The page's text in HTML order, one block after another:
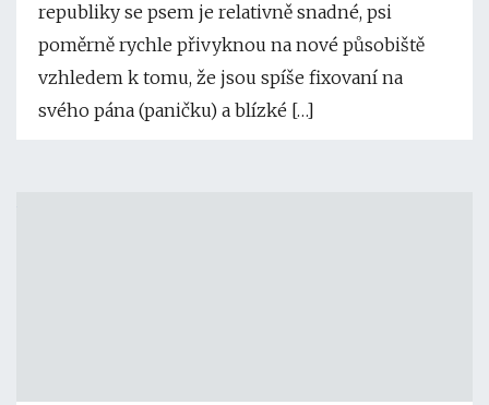
republiky se psem je relativně snadné, psi
poměrně rychle přivyknou na nové působiště
vzhledem k tomu, že jsou spíše fixovaní na
svého pána (paničku) a blízké […]